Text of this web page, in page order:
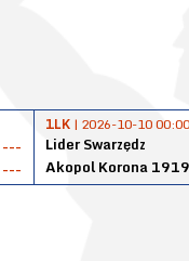
---
---
1LK | 2026-10-10 00:00
Lider Swarzędz